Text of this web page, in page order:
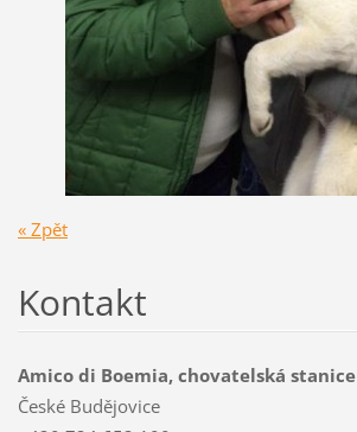
« Zpět
Kontakt
Amico di Boemia, chovatelská stanice
České Budějovice